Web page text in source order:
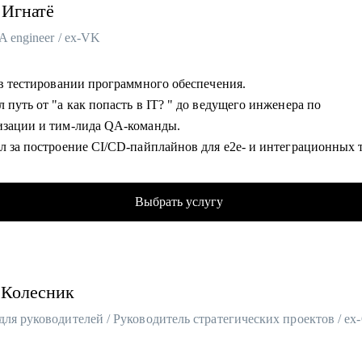
Игнатё
engineer / ex-VK
тестировании программного обеспечения.
IT? " до ведущего инженера по
автоматизации и тим-лида QA-команды.
за построение CI/CD-пайплайнов для e2e- и интеграционных
и набирал в команду более 30 специалистов разных
ставлю реальные цели и готовлю ко всем корнер
и точки развития в этой специальности.
Выбрать услугу
Колесник